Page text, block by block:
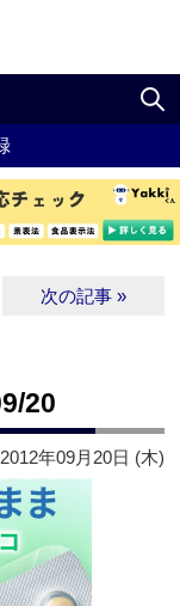
次の記事 »
20
2012年09月20日 (木)